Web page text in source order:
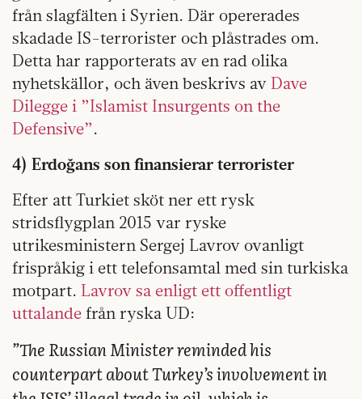
från slagfälten i Syrien. Där opererades
skadade IS-terrorister och plåstrades om.
Detta har rapporterats av en rad olika
nyhetskällor, och även beskrivs av Dave
Dilegge i ”Islamist Insurgents on the
Defensive”.
4) Erdoğans son finansierar terrorister
Efter att Turkiet sköt ner ett rysk
stridsflygplan 2015 var ryske
utrikesministern Sergej Lavrov ovanligt
frispråkig i ett telefonsamtal med sin turkiska
motpart. Lavrov sa enligt ett offentligt
uttalande från ryska UD:
”The Russian Minister reminded his
counterpart about Turkey’s involvement in